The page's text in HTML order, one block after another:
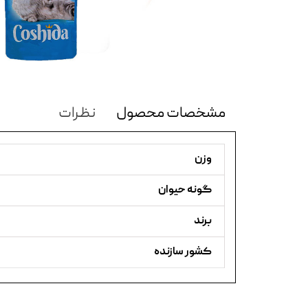
مشخصات محصول نظرات
وزن
گونه حیوان
برند
کشور سازنده